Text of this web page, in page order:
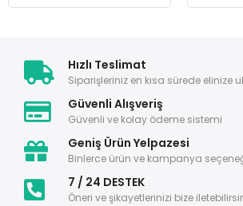
Hızlı Teslimat
Siparişleriniz en kısa sürede elinize
Güvenli Alışveriş
Güvenli ve kolay ödeme sistemi
Geniş Ürün Yelpazesi
Binlerce ürün ve kampanya
7 / 24 DESTEK
Öneri ve şikayetlerinizi bize